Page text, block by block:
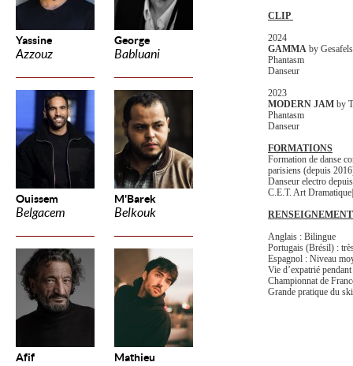
Yassine
Azzouz
George
Babluani
Ouissem
Belgacem
M'Barek
Belkouk
Afif Mathieu
CLIP
2024
GAMMA by
Phantasm
Danseur
2023
MODERN JAM by
Phantasm
Danseur
FORMATIONS
Formation de danse
parisiens (depuis
Danseur electro
C.E.T. Art
Anglais : Bilingue
Portugais (Brésil) :
Espagnol : Niveau
Vie d’expatrié
Championnat de
Grande pratique du